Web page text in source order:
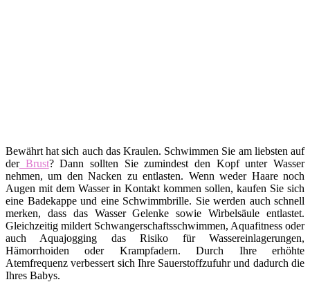
Bewährt hat sich auch das Kraulen. Schwimmen Sie am liebsten auf
derBrust? Dann sollten Sie zumindest den Kopf unter Wasser
nehmen, um den Nacken zu entlasten. Wenn weder Haare noch
Augen mit dem Wasser in Kontakt kommen sollen, kaufen Sie sich
eine Badekappe und eine Schwimmbrille. Sie werden auch schnell
merken, dass das Wasser Gelenke sowie Wirbelsäule entlastet.
Gleichzeitig mildert Schwangerschaftsschwimmen, Aquafitness oder
auch Aquajogging das Risiko für Wassereinlagerungen,
Hämorrhoiden oder Krampfadern. Durch Ihre erhöhte
Atemfrequenz verbessert sich Ihre Sauerstoffzufuhr und dadurch die
Ihres Babys.